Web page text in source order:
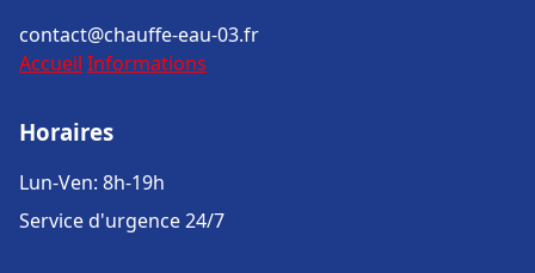
contact@chauffe-eau-03.fr
Accueil Informations
Horaires
Lun-Ven: 8h-19h
Service d'urgence 24/7